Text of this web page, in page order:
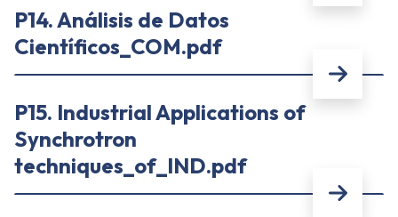
P14. Análisis de Datos
Científicos_COM.pdf
P15. Industrial Applications of
Synchrotron
techniques_of_IND.pdf